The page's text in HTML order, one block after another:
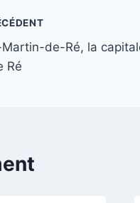
de-Ré, la
Ré